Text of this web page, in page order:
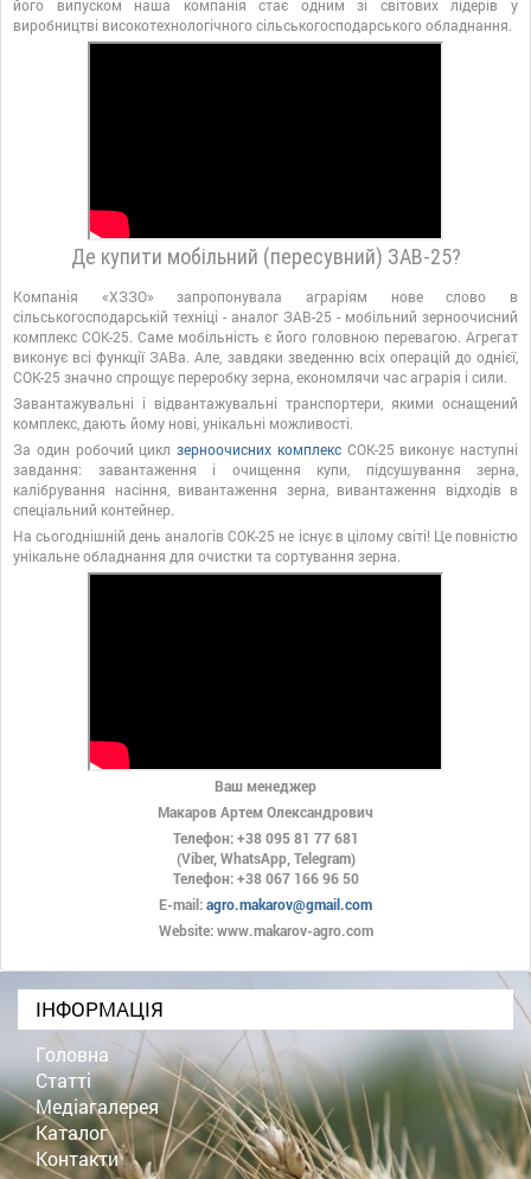
його випуском наша компанія стає одним зі світових лідерів у
виробництві високотехнологічного сільськогосподарського обладнання.
Де купити мобільний (пересувний) ЗАВ-25?
Компанія «ХЗЗО» запропонувала аграріям нове слово в
сільськогосподарській техніці - аналог ЗАВ-25 - мобільний зерноочисний
комплекс СОК-25. Саме мобільність є його головною перевагою. Агрегат
виконує всі функції ЗАВа. Але, завдяки зведенню всіх операцій до однієї,
СОК-25 значно спрощує переробку зерна, економлячи час аграрія і сили.
Завантажувальні і відвантажувальні транспортери, якими оснащений
комплекс, дають йому нові, унікальні можливості.
За один робочий цикл зерноочисних комплексСОК-25 виконує наступні
завдання: завантаження і очищення купи, підсушування зерна,
калібрування насіння, вивантаження зерна, вивантаження відходів в
спеціальний контейнер.
На сьогоднішній день аналогів СОК-25 не існує в цілому світі! Це повністю
унікальне обладнання для очистки та сортування зерна.
Ваш менеджер
Макаров Артем Олександрович
Телефон: +38 095 81 77 681
(Viber, WhatsApp, Telegram)
Телефон: +38 067 166 96 50
E-mail:agro.makarov@gmail.com
Website: www.makarov-agro.com
ІНФОРМАЦІЯ
Головна
Статті
Медіагалерея
Каталог
Контакти